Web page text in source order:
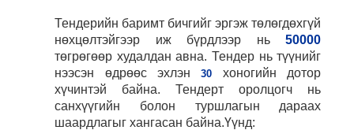
Тендерийн баримт бичгийг эргэж төлөгдөхгүй
нөхцөлтэйгээр иж бүрдлээр нь50000
төгрөгөөр худалдан авна. Тендер нь түүнийг
нээсэн өдрөөс эхлэн30 хоногийн дотор
хүчинтэй байна. Тендерт оролцогч нь
санхүүгийн болон туршлагын дараах
шаардлагыг хангасан байна.Үүнд: